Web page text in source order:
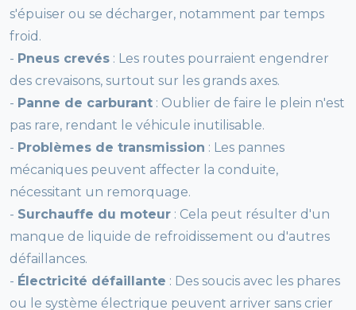
s'épuiser ou se décharger, notamment par temps
froid.
- Pneus crevés : Les routes pourraient engendrer
des crevaisons, surtout sur les grands axes.
- Panne de carburant : Oublier de faire le plein n'est
pas rare, rendant le véhicule inutilisable.
- Problèmes de transmission : Les pannes
mécaniques peuvent affecter la conduite,
nécessitant un remorquage.
- Surchauffe du moteur : Cela peut résulter d'un
manque de liquide de refroidissement ou d'autres
défaillances.
- Électricité défaillante : Des soucis avec les phares
ou le système électrique peuvent arriver sans crier